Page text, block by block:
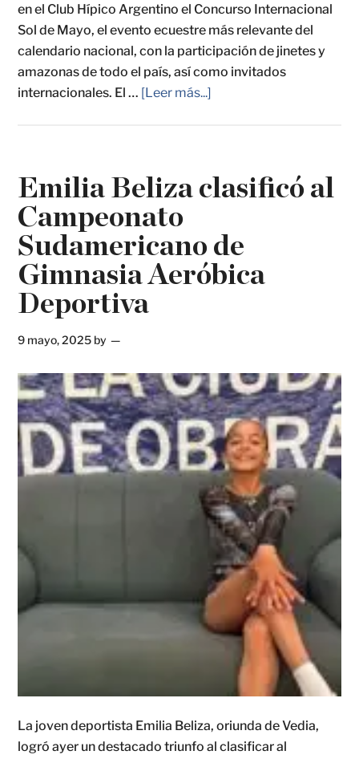
en el Club Hípico Argentino el Concurso Internacional
Sol de Mayo, el evento ecuestre más relevante del
calendario nacional, con la participación de jinetes y
amazonas de todo el país, así como invitados
internacionales. El … [Leer más...]
Emilia Beliza clasificó al
Campeonato
Sudamericano de
Gimnasia Aeróbica
Deportiva
9 mayo, 2025 by
La joven deportista Emilia Beliza, oriunda de Vedia,
logró ayer un destacado triunfo al clasificar al